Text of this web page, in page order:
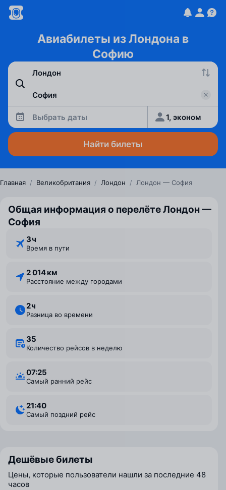
Авиабилеты из Лондона в
Софию
Выбрать даты 1, эконом
Найти билеты
Главная / Великобритания / Лондон / Лондон — София
Общая информация о перелёте Лондон —
София
3 ⁠ч
Время в пути
2 014 км
Расстояние между городами
2 ⁠ч
Разница во времени
35
Количество рейсов в неделю
07:25
Самый ранний рейс
21:40
Самый поздний рейс
Дешёвые билеты
Цены, которые пользователи нашли за последние 48
часов